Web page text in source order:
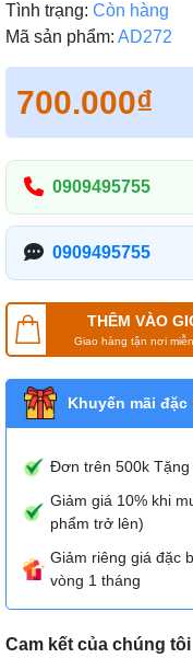
Tình trạng: Còn hàng
Mã sản phẩm: AD272
700.000₫
0909495755
0909495755
THÊM VÀO
Giao hàng tận nơi
Khuyến mãi
Đơn trên 500k
Giảm giá 10% khi
phẩm trở lên)
Giảm riêng giá đặc
vòng 1 tháng
Cam kết của chúng tôi